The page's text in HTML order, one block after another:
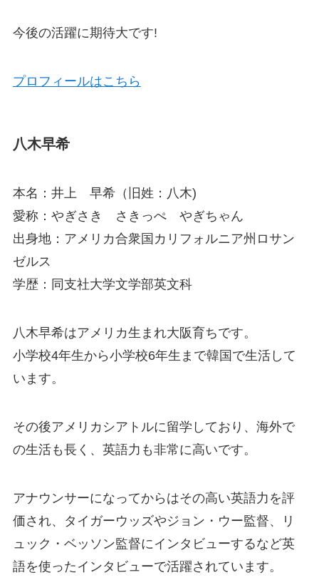
今後の活躍に期待大です!
プロフィールはこちら
八木早希
本名：井上 早希（旧姓：八木)
愛称：やぎさき さきっぺ やぎちゃん
出身地：アメリカ合衆国カリフォルニア州ロサン
ゼルス
学歴：同支社大学文学部英文科
八木早希はアメリカ生まれ大阪育ちです。
小学校4年生から小学校6年生まで韓国で生活して
います。
その後アメリカシアトルに留学しており、海外で
の生活も長く、英語力も非常に高いです。
アナウンサーになってからはその高い英語力を評
価され、タイガーウッズやジョン・ウー監督、リ
ュック・ベッソン監督にインタビューするなど英
語を使ったインタビューで活躍されています。